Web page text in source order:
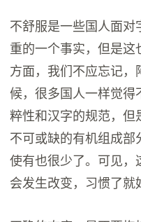
不舒服是一些国人面
重的一个事实，但是
方面，我们不应忘记
候，很多国人一样觉得
粹性和汉字的规范，但
不可或缺的有机组成部
使有也很少了。可见，
会发生改变，习惯了就